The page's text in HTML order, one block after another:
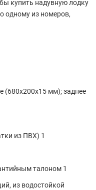
купить надувную лодку
одному из номеров,
(680х200х15 мм); заднее
из ПВХ) 1
талоном 1
из водостойкой